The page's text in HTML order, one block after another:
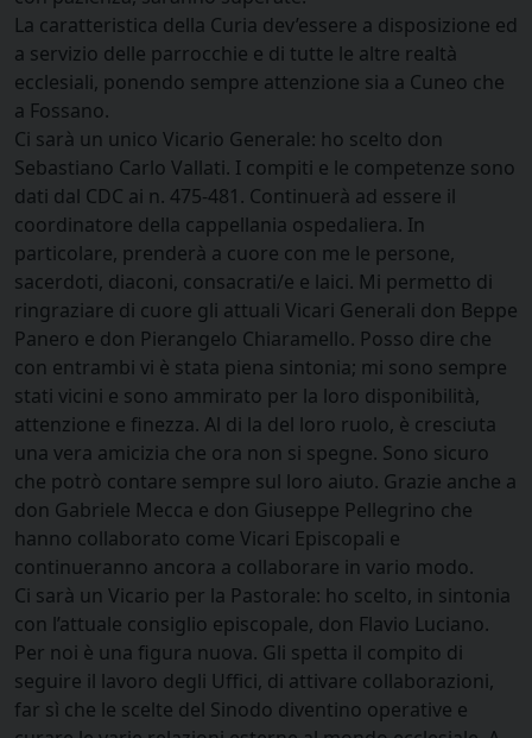
La caratteristica della Curia dev’essere a disposizione ed
a servizio delle parrocchie e di tutte le altre realtà
ecclesiali, ponendo sempre attenzione sia a Cuneo che
a Fossano.
Ci sarà un unico Vicario Generale: ho scelto don
Sebastiano Carlo Vallati. I compiti e le competenze sono
dati dal CDC ai n. 475-481. Continuerà ad essere il
coordinatore della cappellania ospedaliera. In
particolare, prenderà a cuore con me le persone,
sacerdoti, diaconi, consacrati/e e laici. Mi permetto di
ringraziare di cuore gli attuali Vicari Generali don Beppe
Panero e don Pierangelo Chiaramello. Posso dire che
con entrambi vi è stata piena sintonia; mi sono sempre
stati vicini e sono ammirato per la loro disponibilità,
attenzione e finezza. Al di la del loro ruolo, è cresciuta
una vera amicizia che ora non si spegne. Sono sicuro
che potrò contare sempre sul loro aiuto. Grazie anche a
don Gabriele Mecca e don Giuseppe Pellegrino che
hanno collaborato come Vicari Episcopali e
continueranno ancora a collaborare in vario modo.
Ci sarà un Vicario per la Pastorale: ho scelto, in sintonia
con l’attuale consiglio episcopale, don Flavio Luciano.
Per noi è una figura nuova. Gli spetta il compito di
seguire il lavoro degli Uffici, di attivare collaborazioni,
far sì che le scelte del Sinodo diventino operative e